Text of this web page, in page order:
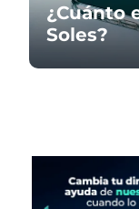
¿Cuánto
Soles?